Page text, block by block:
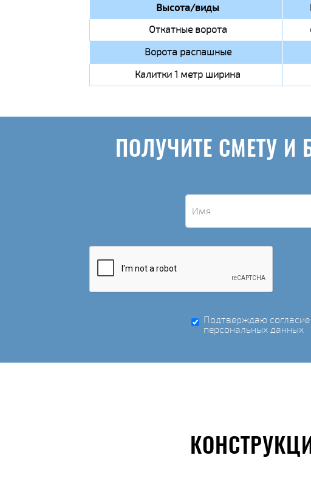
Высота/виды
Откатные ворота
Ворота распашные
Калитки 1 метр ширина
ПОЛУЧИТЕ СМЕТУ
Подтверждаю
персональных данных